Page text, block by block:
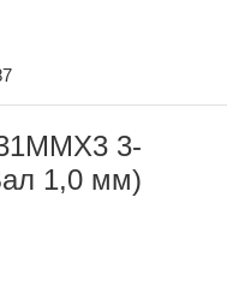
3-
1,0 мм)